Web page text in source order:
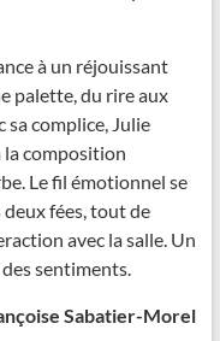
à un réjouissant
palette, du rire aux
sa complice, Julie
la composition
Le fil émotionnel se
deux fées, tout de
avec la salle. Un
sentiments.
Sabatier-Morel